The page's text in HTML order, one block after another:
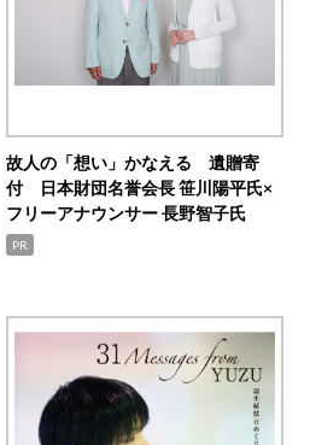
故人の「想い」かなえる 遺贈寄
付 日本財団名誉会長 笹川陽平氏×
フリーアナウンサー 長野智子氏
PR